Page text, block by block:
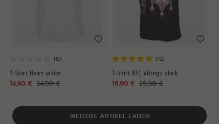
T-Shirt Heart white
24,90 €
14,90 €
T-Shirt BFC Vikings black
29,90 €
19,90 €
WEITERE ARTIKEL LADEN